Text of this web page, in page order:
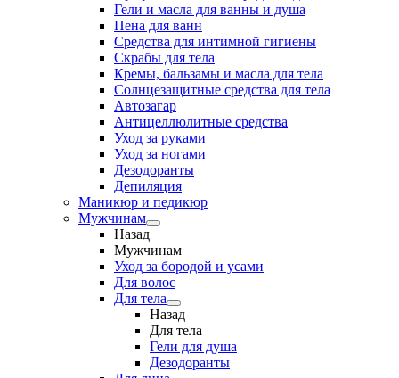
Гели и масла для ванны и душа
Пена для ванн
Средства для интимной гигиены
Скрабы для тела
Кремы, бальзамы и масла для тела
Солнцезащитные средства для тела
Автозагар
Антицеллюлитные средства
Уход за руками
Уход за ногами
Дезодоранты
Депиляция
Маникюр и педикюр
Мужчинам
Назад
Мужчинам
Уход за бородой и усами
Для волос
Для тела
Назад
Для тела
Гели для душа
Дезодоранты